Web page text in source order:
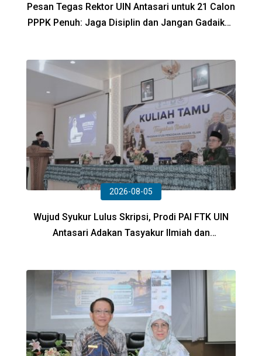
Pesan Tegas Rektor UIN Antasari untuk 21 Calon
PPPK Penuh: Jaga Disiplin dan Jangan Gadaikan
2026-08-05
Wujud Syukur Lulus Skripsi, Prodi PAI FTK UIN
Antasari Adakan Tasyakur Ilmiah dan